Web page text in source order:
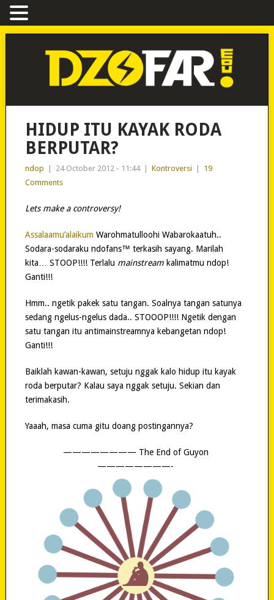
HIDUP ITU KAYAK RODA
BERPUTAR?
ndop 24 October 2012 - 11:44 Kontroversi
19
Comments
Lets make a controversy!
Assalaamu’alaikum Warohmatulloohi Wabarokaatuh..
Sodara-sodaraku ndofans™ terkasih sayang. Marilah
kita… STOOP!!!! Terlalu mainstreamkalimatmu ndop!
Ganti!!!
Hmm.. ngetik pakek satu tangan. Soalnya tangan satunya
sedang ngelus-ngelus dada.. STOOOP!!!! Ngetik dengan
satu tangan itu antimainstreamnya kebangetan ndop!
Ganti!!!
Baiklah kawan-kawan, setuju nggak kalo hidup itu kayak
roda berputar? Kalau saya nggak setuju. Sekian dan
terimakasih.
Yaaah, masa cuma gitu doang postingannya?
———————— The End of Guyon
————————-